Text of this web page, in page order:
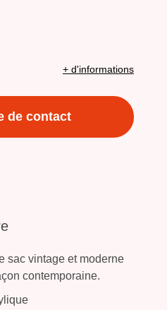
+ d'informations
de contact
sac vintage et moderne
contemporaine.